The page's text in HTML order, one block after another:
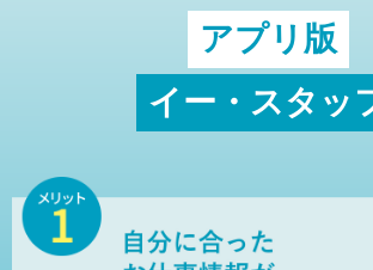
アプリ版
イー・スタッ